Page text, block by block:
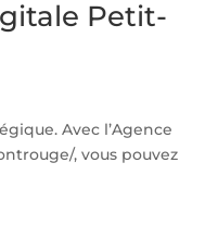
Petit-
Avec l’Agence
, vous pouvez